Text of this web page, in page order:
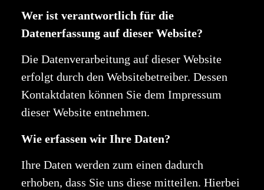
Wer ist verantwortlich für die
Datenerfassung auf dieser Website?
Die Datenverarbeitung auf dieser Website
erfolgt durch den Websitebetreiber. Dessen
Kontaktdaten können Sie dem Impressum
dieser Website entnehmen.
Wie erfassen wir Ihre Daten?
Ihre Daten werden zum einen dadurch
erhoben, dass Sie uns diese mitteilen. Hierbei